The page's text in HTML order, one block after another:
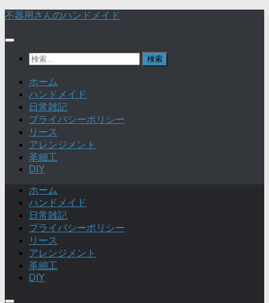
不器用さんのハンドメイド
検
ホーム
ハンドメイド
日常雑記
プライバシーポリシー
リース
アレンジメント
革細工
DIY
ホーム
ハンドメイド
日常雑記
プライバシーポリシー
リース
アレンジメント
革細工
DIY